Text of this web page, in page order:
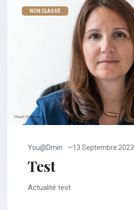
NON CLASSÉ
You@dmin 13 Septembre 2023
Test
Actualité test